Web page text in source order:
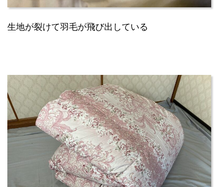
生地が裂けて羽毛が飛び出している